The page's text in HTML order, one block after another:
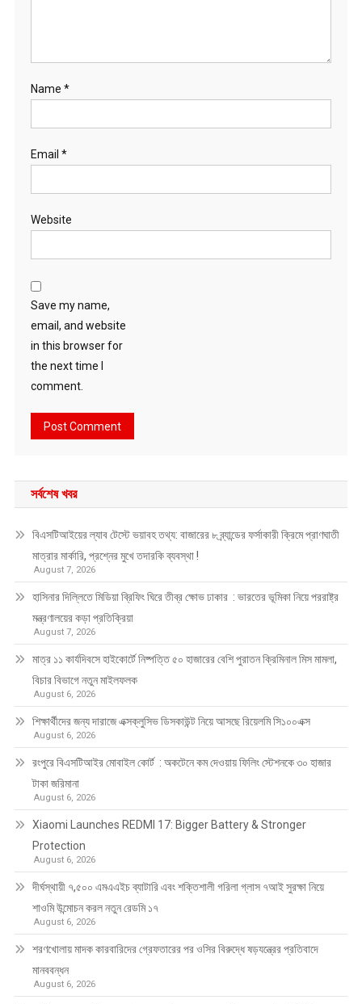
Name *
Email *
Website
Save my name,
email, and website
in this browser for
the next time I
comment.
সর্বশেষ খবর
বিএসটিআইয়ের ল্যাব টেস্টে ভয়াবহ তথ্য: বাজারের ৮ ব্র্যান্ডের ফর্সাকারী ক্রিমে প্রাণঘাতী
মাত্রার মার্কারি, প্রশ্নের মুখে তদারকি ব্যবস্থা !
August 7, 2026
হাসিনার দিল্লিতে মিডিয়া ব্রিফিং ঘিরে তীব্র ক্ষোভ ঢাকার : ভারতের ভূমিকা নিয়ে পররাষ্ট্র
মন্ত্রণালয়ের কড়া প্রতিক্রিয়া
August 7, 2026
মাত্র ১১ কার্যদিবসে হাইকোর্টে নিষ্পত্তি ৫০ হাজারের বেশি পুরাতন ক্রিমিনাল মিস মামলা,
বিচার বিভাগে নতুন মাইলফলক
August 6, 2026
শিক্ষার্থীদের জন্য দারাজে এক্সক্লুসিভ ডিসকাউন্ট নিয়ে আসছে রিয়েলমি সি১০০এক্স
August 6, 2026
রংপুরে বিএসটিআইর মোবাইল কোর্ট : অকটেনে কম দেওয়ায় ফিলিং স্টেশনকে ৩০ হাজার
টাকা জরিমানা
August 6, 2026
Xiaomi Launches REDMI 17: Bigger Battery & Stronger
Protection
August 6, 2026
দীর্ঘস্থায়ী ৭,৫০০ এমএএইচ ব্যাটারি এবং শক্তিশালী গরিলা গ্লাস ৭আই সুরক্ষা নিয়ে
শাওমি উন্মোচন করল নতুন রেডমি ১৭
August 6, 2026
শরণখোলায় মাদক কারবারিদের গ্রেফতারের পর ওসির বিরুদ্ধে ষড়যন্ত্রের প্রতিবাদে
মানববন্ধন
August 6, 2026